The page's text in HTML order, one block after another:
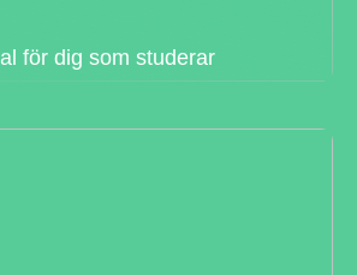
för dig som studerar